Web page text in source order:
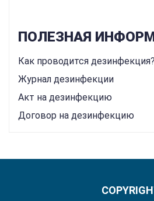
ПОЛЕЗНАЯ
Как проводится дезинфекция?
Журнал дезинфекции
Акт на дезинфекцию
Договор на дезинфекцию